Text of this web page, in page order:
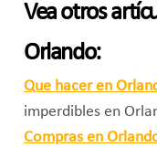
Vea otros
Orlando:
Que hacer en
imperdibles en
Compras en